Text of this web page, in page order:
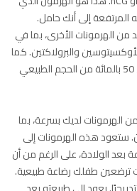
المرتفعة إلى أنك حامل.
من الهرمونات الأخرى، بما في
والبرولاكتين. كما
ارتفع حجم دمك أثناء الحمل، إلى ما يصل إلى 50 بالمائة من الحجم الطبيعي
الهرمونات لديك بسرعة، بما
ستعود هذه الهرمونات إلى
طفلك رضاعة طبيعية.